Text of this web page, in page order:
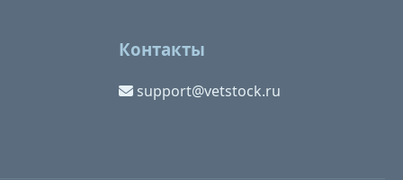
Контакты
support@vetstock.ru